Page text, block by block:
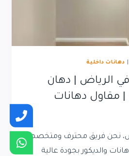
دهانات داخلية
الرياض | دهان
| مقاول دهانات
نحن فريق محترف ومتخصص
والديكور بجودة عالية